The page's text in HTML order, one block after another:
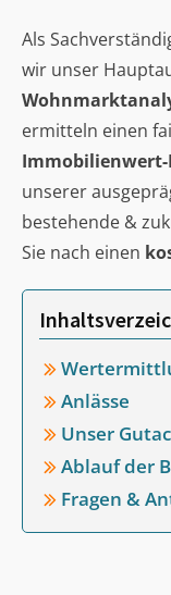
Als
wir unser
ermitteln einen
unserer
bestehende &
Sie nach einen
Anlässe
Unser
Ablauf der
Fragen &